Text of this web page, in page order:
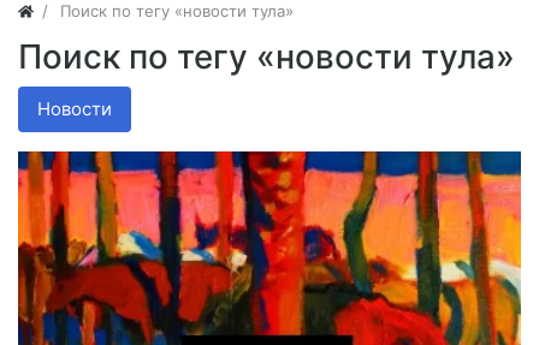
Поиск по тегу «новости тула»
Поиск по тегу «новости тула»
Новости